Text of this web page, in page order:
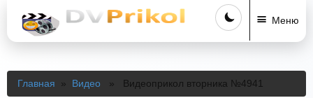
Меню
Главная » Видео » Видеоприкол вторника №4941